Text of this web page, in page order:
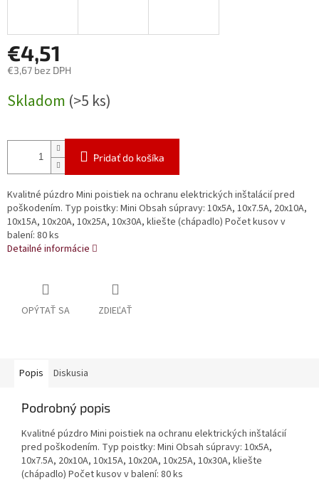
€4,51
€3,67 bez DPH
cena:
Skladom (>5 ks)
Pridať do košíka
Kvalitné púzdro Mini poistiek na ochranu elektrických inštalácií pred
poškodením. Typ poistky: Mini Obsah súpravy: 10x5A, 10x7.5A, 20x10A,
10x15A, 10x20A, 10x25A, 10x30A, kliešte (chápadlo) Počet kusov v
balení: 80 ks
Detailné informácie
OPÝTAŤ SA ZDIEĽAŤ
Popis Diskusia
Podrobný popis
Kvalitné púzdro Mini poistiek na ochranu elektrických inštalácií
pred poškodením. Typ poistky: Mini Obsah súpravy: 10x5A,
10x7.5A, 20x10A, 10x15A, 10x20A, 10x25A, 10x30A, kliešte
(chápadlo) Počet kusov v balení: 80 ks